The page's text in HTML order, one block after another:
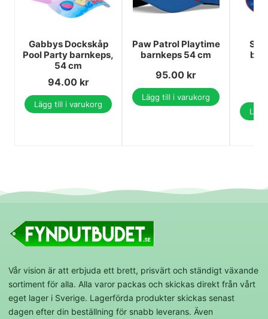
Gabbys Dockskåp
Pool Party barnkeps,
54 cm
94.00 kr
Lägg till i varukorg
Paw Patrol Playtime
barnkeps 54 cm
95.00 kr
Lägg till i varukorg
Vår vision är att erbjuda ett brett, prisvärt och ständigt växande
sortiment för alla. Alla varor packas och skickas direkt från vårt
eget lager i Sverige. Lagerförda produkter skickas senast
dagen efter din beställning för snabb leverans. Även